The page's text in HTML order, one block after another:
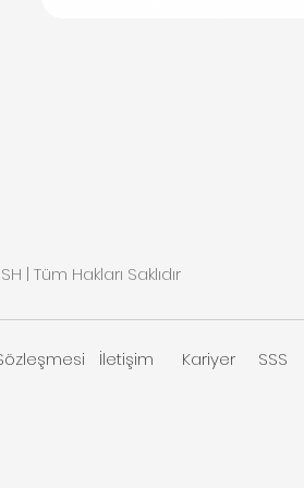
| Tüm Hakları Saklıdır
İletişim Kariyer SSS